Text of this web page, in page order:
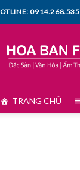
0914.268.535
TRANG CHỦ